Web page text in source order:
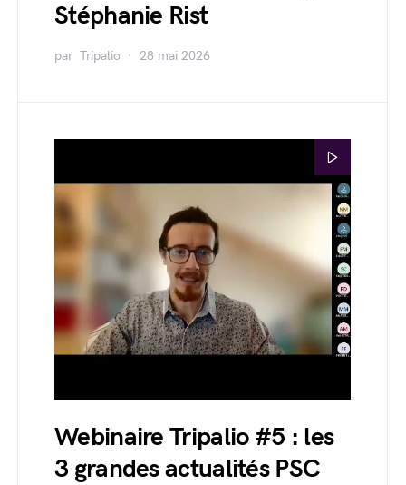
Stéphanie Rist
par Tripalio 28 mai 2026
Webinaire Tripalio #5 : les
3 grandes actualités PSC